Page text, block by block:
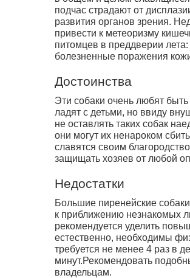
подчас страдают от
развития органов зрения.
привести к метеоризму
питомцев в преддверии
болезненные поражения
Достоинства
Эти собаки очень любят
ладят с детьми, но ввиду
не оставлять таких собак
они могут их ненароком
славятся своим
защищать хозяев от любой
Недостатки
Большие пиренейские
к приближению незнакомых
рекомендуется уделить
естественно, необходимы
требуется не менее 4 раз в
минут.Рекомендовать
владельцам.